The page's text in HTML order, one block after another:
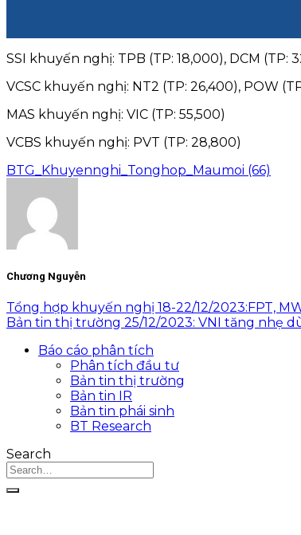
SSI khuyến nghị: TPB (TP: 18,000), DCM (TP:
VCSC khuyến nghị: NT2 (TP: 26,400), POW
MAS khuyến nghị: VIC (TP: 55,500)
VCBS khuyến nghị: PVT (TP: 28,800)
BTG_Khuyennghi_Tonghop_Maumoi (66)
Chương Nguyễn
Tổng hợp khuyến nghị 18-22/12/2023:FPT,
Bản tin thị trường 25/12/2023: VNI tăng nhẹ
Báo cáo phân tích
Phân tích đầu tư
Bản tin thị trường
Bản tin IR
Bản tin phái sinh
BT Research
Search